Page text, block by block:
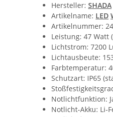
Hersteller: SHADA
Artikelname: LED
Artikelnummer:
Leistung: 47 Watt
Lichtstrom: 7200
Lichtausbeute:
Farbtemperatur:
Schutzart: IP65
Notlichtfunktion:
Notlicht-Akku: Li-